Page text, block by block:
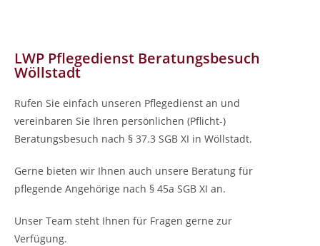
LWP Pflegedienst Beratungsbesuch
Wöllstadt
Rufen Sie einfach unseren Pflegedienst an und
vereinbaren Sie Ihren persönlichen (Pflicht-)
Beratungsbesuch nach § 37.3 SGB XI in Wöllstadt.
Gerne bieten wir Ihnen auch unsere Beratung für
pflegende Angehörige nach § 45a SGB XI an.
Unser Team steht Ihnen für Fragen gerne zur
Verfügung.